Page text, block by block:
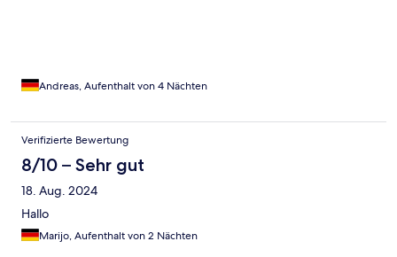
Innenhof ausweichen, was im Sommer sicherlich möglich ist und
Andreas, Aufenthalt von 4 Nächten
Verifizierte Bewertung
8/10 – Sehr gut
18. Aug. 2024
Hallo
Marijo, Aufenthalt von 2 Nächten